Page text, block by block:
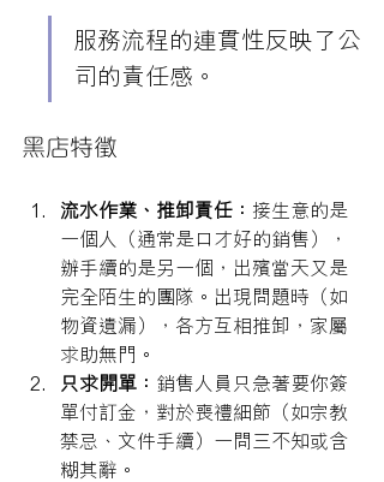
服務流程的連貫性反映了公
司的責任感。
黑店特徵
流水作業、推卸責任： 接生意的是
一個人（通常是口才好的銷售），
辦手續的是另一個，出殯當天又是
完全陌生的團隊。出現問題時（如
物資遺漏），各方互相推卸，家屬
求助無門。
只求開單： 銷售人員只急著要你簽
單付訂金，對於喪禮細節（如宗教
禁忌、文件手續）一問三不知或含
糊其辭。